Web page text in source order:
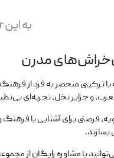
به این tour امتیاز دهید
مدرن
منحصر به فرد از
جزایر نخل، تجربه‌ای بی‌نظیر
فرصتی برای آشنایی با
بسازند.
با مشاوره رایگان از